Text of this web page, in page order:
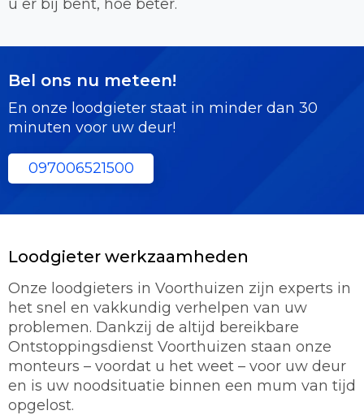
u er bij bent, hoe beter.
Bel ons nu meteen!
En onze loodgieter staat in minder dan 30
minuten voor uw deur!
097006521500
Loodgieter werkzaamheden
Onze loodgieters in Voorthuizen zijn experts in
het snel en vakkundig verhelpen van uw
problemen. Dankzij de altijd bereikbare
Ontstoppingsdienst Voorthuizen staan onze
monteurs – voordat u het weet – voor uw deur
en is uw noodsituatie binnen een mum van tijd
opgelost.